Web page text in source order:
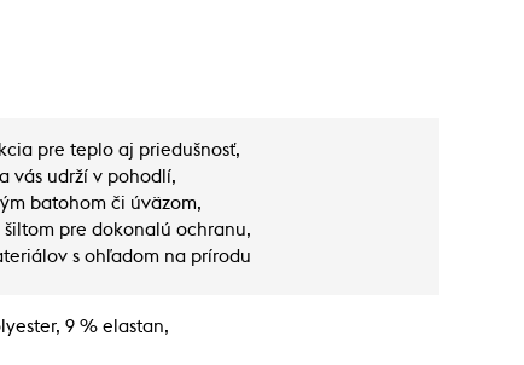
pre teplo aj priedušnosť,
vás udrží v pohodlí,
batohom či úväzom,
šiltom pre dokonalú ochranu,
s ohľadom na prírodu
9 % elastan,